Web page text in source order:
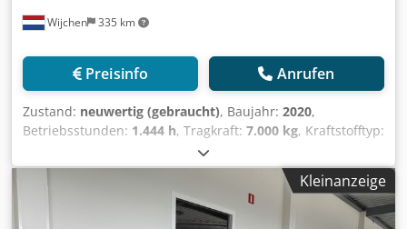
Wijchen 335 km
Preisinfo Anrufen
Zustand: neuwertig (gebraucht), Baujahr: 2020,
Betriebsstunden: 1.444 h, Tragkraft: 7.000 kg, Kraftstofftyp:
, Hersteller + Modell: STILL LTX 70 SCHLEPPER
ID:25080.8022 Kat.: Demo Zugkraft: 7000 kg Baujahr: 2020
Betriebsstunden: 1444 DEMO Batterie: Komplett NEU * 48V
/ 375Ah * Bj 2026 Mit speziellen Anhängerbremsen !!!
Kleinanzeige